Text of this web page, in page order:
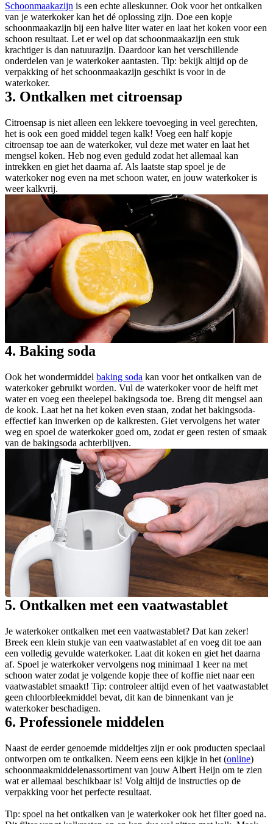
Schoonmaakazijn is een echte alleskunner. Ook voor het ontkalken
van je waterkoker kan het dé oplossing zijn. Doe een kopje
schoonmaakazijn bij een halve liter water en laat het koken voor een
schoon resultaat. Let er wel op dat schoonmaakazijn een stuk
krachtiger is dan natuurazijn. Daardoor kan het verschillende
onderdelen van je waterkoker aantasten. Tip: bekijk altijd op de
verpakking of het schoonmaakazijn geschikt is voor in de
waterkoker.
3. Ontkalken met citroensap
Citroensap is niet alleen een lekkere toevoeging in veel gerechten,
het is ook een goed middel tegen kalk! Voeg een half kopje
citroensap toe aan de waterkoker, vul deze met water en laat het
mengsel koken. Heb nog even geduld zodat het allemaal kan
intrekken en giet het daarna af. Als laatste stap spoel je de
waterkoker nog even na met schoon water, en jouw waterkoker is
weer kalkvrij.
4. Baking soda
Ook het wondermiddel baking soda kan voor het ontkalken van de
waterkoker gebruikt worden. Vul de waterkoker voor de helft met
water en voeg een theelepel bakingsoda toe. Breng dit mengsel aan
de kook. Laat het na het koken even staan, zodat het bakingsoda-
effectief kan inwerken op de kalkresten. Giet vervolgens het water
weg en spoel de waterkoker goed om, zodat er geen resten of smaak
van de bakingsoda achterblijven.
5. Ontkalken met een vaatwastablet
Je waterkoker ontkalken met een vaatwastablet? Dat kan zeker!
Breek een klein stukje van een vaatwastablet af en voeg dit toe aan
een volledig gevulde waterkoker. Laat dit koken en giet het daarna
af. Spoel je waterkoker vervolgens nog minimaal 1 keer na met
schoon water zodat je volgende kopje thee of koffie niet naar een
vaatwastablet smaakt! Tip: controleer altijd even of het vaatwastablet
geen chloorbleekmiddel bevat, dit kan de binnenkant van je
waterkoker beschadigen.
6. Professionele middelen
Naast de eerder genoemde middeltjes zijn er ook producten speciaal
ontworpen om te ontkalken. Neem eens een kijkje in het (online)
schoonmaakmiddelenassortiment van jouw Albert Heijn om te zien
wat er allemaal beschikbaar is! Volg altijd de instructies op de
verpakking voor het perfecte resultaat.
Tip: spoel na het ontkalken van je waterkoker ook het filter goed na.